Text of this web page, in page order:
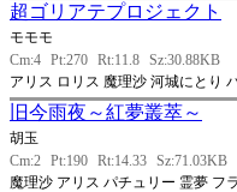
超ゴリアテプロジェクト
モモモ
Cm:4 Pt:270 Rt:11.8 Sz:30.88KB
アリス ロリス 魔理沙 河城にとり
旧今雨夜～紅夢叢萃～
胡玉
Cm:2 Pt:190 Rt:14.33 Sz:71.03KB
魔理沙 アリス パチュリー 霊夢 フ